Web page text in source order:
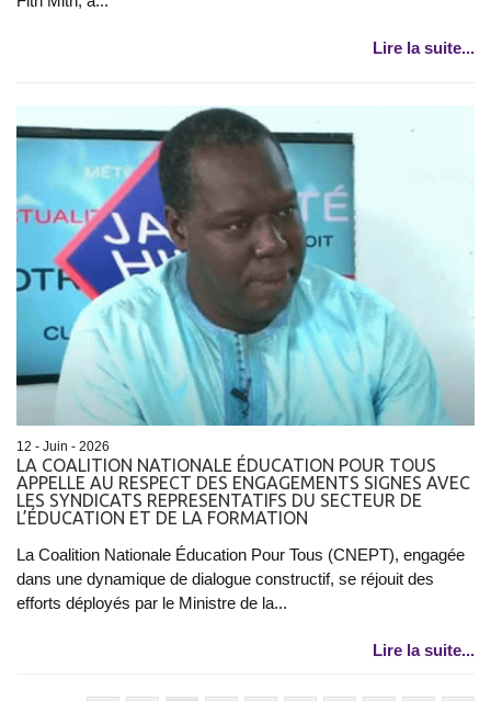
Lire la suite...
12 - Juin - 2026
LA COALITION NATIONALE ÉDUCATION POUR TOUS
APPELLE AU RESPECT DES ENGAGEMENTS SIGNES AVEC
LES SYNDICATS REPRESENTATIFS DU SECTEUR DE
L’ÉDUCATION ET DE LA FORMATION
La Coalition Nationale Éducation Pour Tous (CNEPT), engagée
dans une dynamique de dialogue constructif, se réjouit des
efforts déployés par le Ministre de la...
Lire la suite...